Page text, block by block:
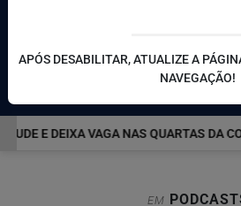
E DEIXA VAGA NAS QUARTAS DA
EM
APÓS DESABILITAR, ATUALIZE A
NAVEGAÇÃO!